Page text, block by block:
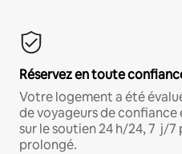
Réservez en toute
Votre logement a été
de voyageurs de
sur le soutien 24 h/24, 7 j/
prolongé.